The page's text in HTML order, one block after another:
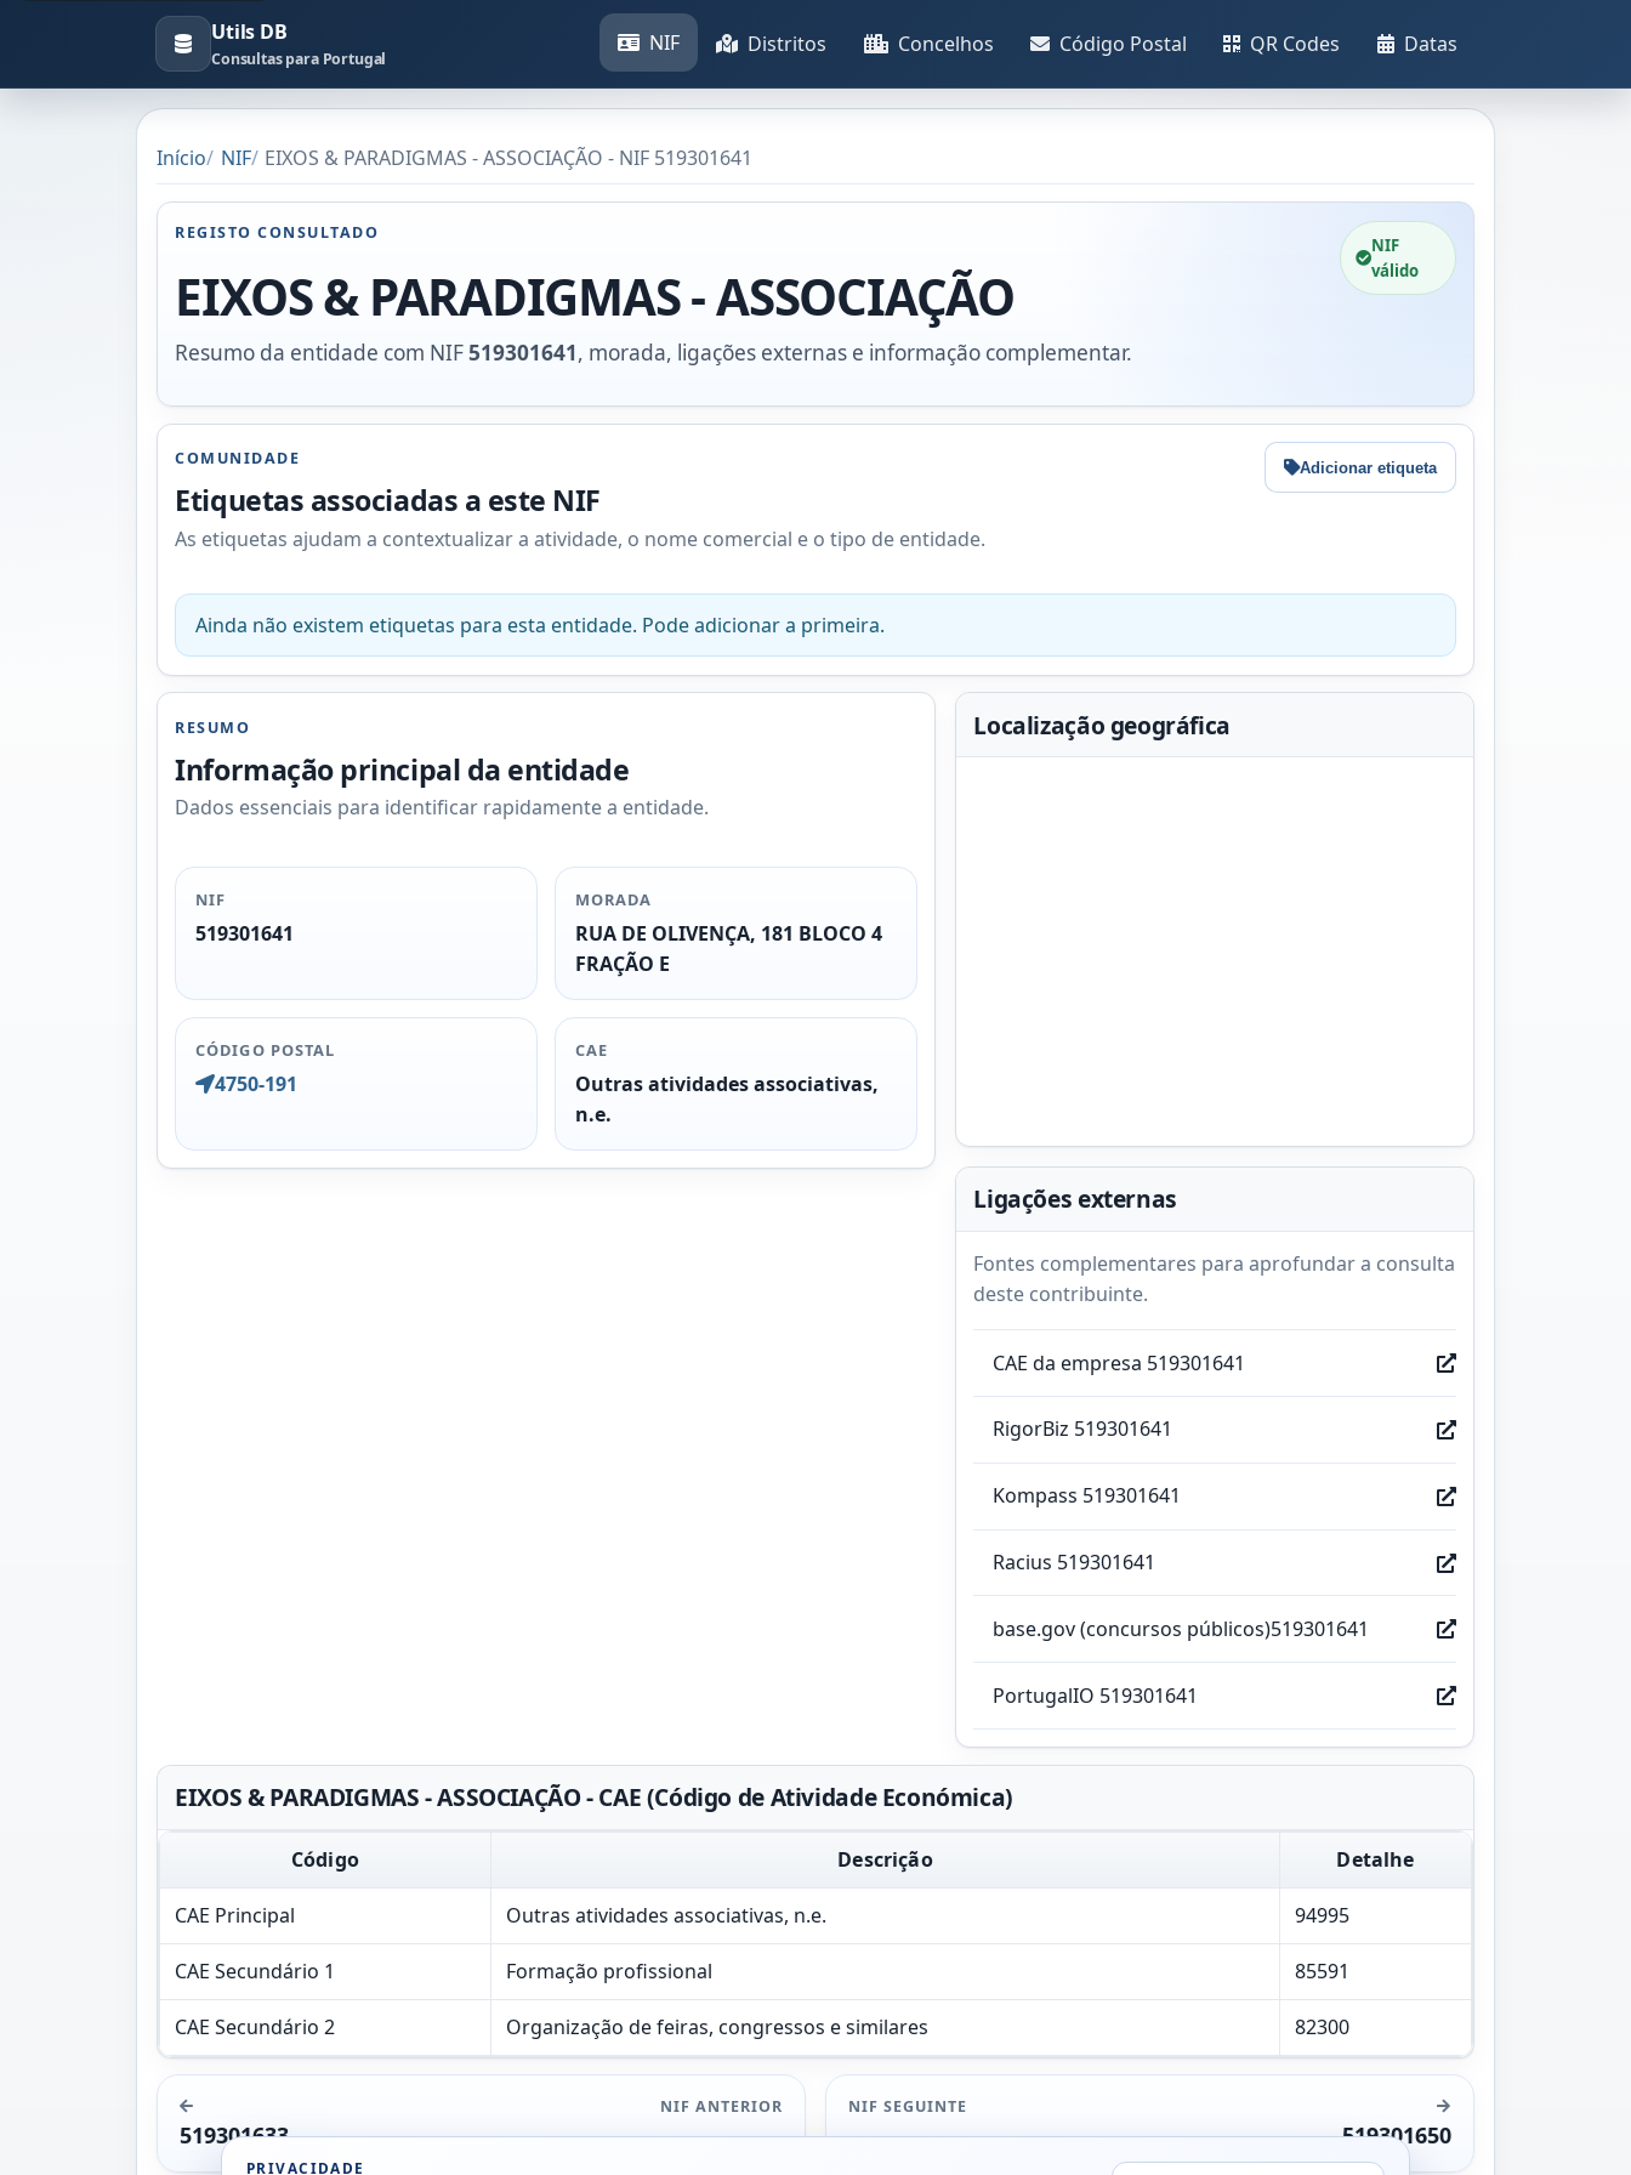
Utils DB
Consultas para Portugal
NIF Distritos Concelhos Código Postal QR Codes Datas
Início NIF EIXOS & PARADIGMAS - ASSOCIAÇÃO - NIF 519301641
REGISTO CONSULTADO
EIXOS & PARADIGMAS - ASSOCIAÇÃO
Resumo da entidade com NIF519301641, morada, ligações externas e informação complementar.
NIF
válido
COMUNIDADE
Etiquetas associadas a este NIF
As etiquetas ajudam a contextualizar a atividade, o nome comercial e o tipo de entidade.
Adicionar etiqueta
Ainda não existem etiquetas para esta entidade. Pode adicionar a primeira.
RESUMO
Informação principal da entidade
Dados essenciais para identificar rapidamente a entidade.
NIF
519301641
MORADA
RUA DE OLIVENÇA, 181 BLOCO 4
FRAÇÃO E
CÓDIGO POSTAL
4750-191
CAE
Outras atividades associativas,
n.e.
Localização geográfica
Ligações externas
Fontes complementares para aprofundar a consulta
deste contribuinte.
CAE da empresa 519301641
RigorBiz 519301641
Kompass 519301641
Racius 519301641
base.gov (concursos públicos)519301641
PortugalIO 519301641
EIXOS & PARADIGMAS - ASSOCIAÇÃO - CAE (Código de Atividade Económica)
Código Descrição Detalhe
CAE Principal Outras atividades associativas, n.e. 94995
CAE Secundário 1 Formação profissional 85591
CAE Secundário 2 Organização de feiras, congressos e similares 82300
NIF ANTERIOR
519301633
NIF SEGUINTE
519301650
PRIVACIDADE